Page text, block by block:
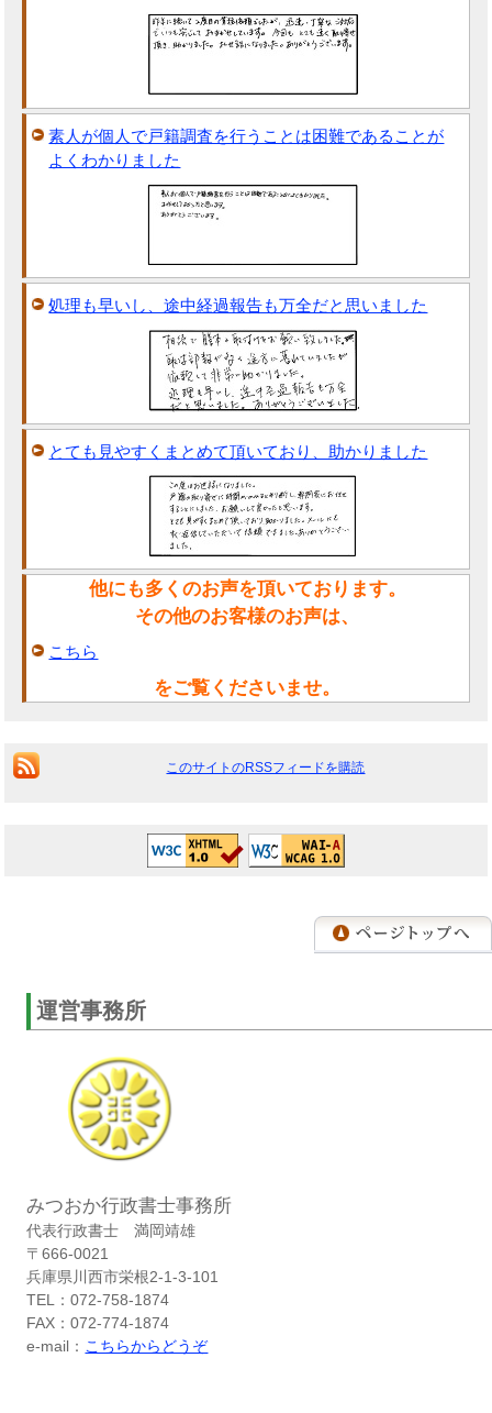
素人が個人で戸籍調査を行うことは困難であることが
よくわかりました
処理も早いし、途中経過報告も万全だと思いました
とても見やすくまとめて頂いており、助かりました
他にも多くのお声を頂いております。
その他のお客様のお声は、
こちら
をご覧くださいませ。
このサイトのRSSフィードを購読
運営事務所
みつおか行政書士事務所
代表行政書士 満岡靖雄
〒666-0021
兵庫県川西市栄根2-1-3-101
TEL：072-758-1874
FAX：072-774-1874
e-mail： こちらからどうぞ